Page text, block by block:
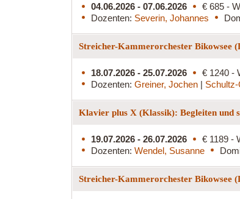
04.06.2026 - 07.06.2026
€ 685 -
Dozenten: Severin, Johannes
Streicher-Kammerorchester Bikowsee
18.07.2026 - 25.07.2026
€ 1240 -
Dozenten: Greiner, Jochen |
Klavier plus X (Klassik): Begleiten und
19.07.2026 - 26.07.2026
€ 1189 -
Dozenten: Wendel, Susanne
Streicher-Kammerorchester Bikowsee